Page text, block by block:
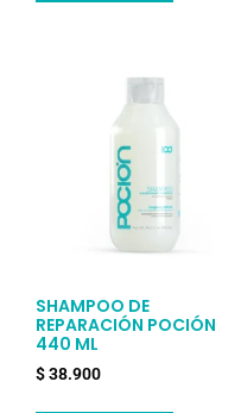
SHAMPOO DE
REPARACIÓN POCIÓN
440 ML
$38.900